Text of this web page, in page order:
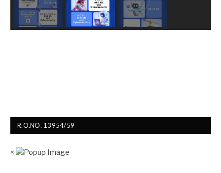
R.O.NO. 13954/59
×